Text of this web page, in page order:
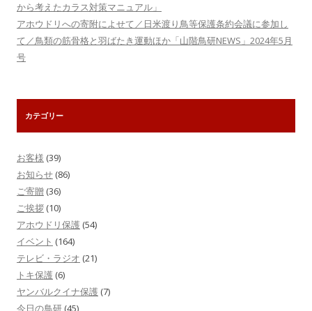
から考えたカラス対策マニュアル」
アホウドリへの寄附によせて／日米渡り鳥等保護条約会議に参加し
て／鳥類の筋骨格と羽ばたき運動ほか「山階鳥研NEWS」2024年5月
号
カテゴリー
お客様 (39)
お知らせ (86)
ご寄贈 (36)
ご挨拶 (10)
アホウドリ保護 (54)
イベント (164)
テレビ・ラジオ (21)
トキ保護 (6)
ヤンバルクイナ保護 (7)
今日の鳥研 (45)